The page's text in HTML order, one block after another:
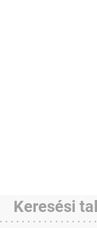
Keresési